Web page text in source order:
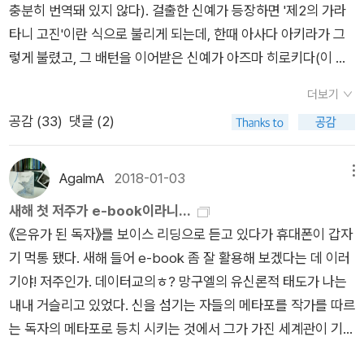
었다가 살아나는 경우도 종종 있지만 그건 진정한 죽음이었다기
보다는 일시적 코마 상태에 빠졌다가 깨어난 경우다. 3) 죽음을
피하기 위해 사람들은 이런저런 노력을 기울여 왔다 3.1) 과학적
라!(엥?) 5) 죽음을 받아들여라. ​나는 우주에 대한 의문과 삶에 대
와 관련이 있다고 생각한다. 죽음을 외면하고 대면할 수 있는 '삶
의 진실'이란 없다. 하지만, 인문, 교양, 사회심리학 등의 영역에서
는 '죽음'을 위의 논증으로 정리하고 넘어가는 분위기다. 물론 과
학은 좀 다르게 말한다. 나는 별의 일부, 우주의 먼지로써 치열한
진화의 과정에 등장한 '찰나'의 혼합물이며, 그런 '나'의 의식을 포
함한 나의 육체는 시간의 흐름에 따라 산산이 부서진다. 흔적 없
이. 나는 이 책에서 전혀 다른 이야기를 듣게 되었는데, 그건 '시체
향한 인간의 끝없는 노력. 늙지 않는 혹은 늙지 않게 하는 혹은 생
체시계를 뒤로 감을 수 있는 세포를 찾기 위한 분주한 움직임과
노화와 '피'와의 과학적 연관성을 찾으려는 노력이 200페이지까
지 계속된다. 눈길을 끄는 건 세포자살과 좀비 세포에 대한 부분
이다. ​​일반적으로 세포는 자신의 상태를 세심하게 점검한다고 한
다. 뭔가 잘못되었다는 걸 감지했을 때, 수정하거나 보완하지 않
고, 세포는 말 그대로 '팍' 죽어버린다. 아폽토시스라 불리는 세포
자살인데, 이는 암을 예방하고 감염에 맞서기 위한 메커니즘이라
고 한다.(132쪽) 몸 전체를 구하기 위해 사심 없이 자살. 만약 손
상된 세포가 자멸하지 않고 세포노화라 불리는 상태로 진입하게
되었다면, 이런 상태의 세포를 좀비세포라고 부른다고 한다. 좀비
세포가 되면 세포는 일상적인 활동을 중지하고 당연히 세포분열
도 멈춘다고 한다. 다음 단계인 자살을 결행하지 않고 미적거리며
뭉개기만 한다고. 문제는 그다음이다. 몸에 해로운 잡다한 분자를
가 새롭고 놀랍고 공포스럽다. 금기어라 여겨지는 계엄이라는 단
어가 사용되었던 맥락. '북한 돌발 상황'에 출동 명령을 받은 줄 알
았던 군인들이 자신들의 업무가 국회에서, 대한민국의 국민을 대
는 군인이 있었는가 하면, 부당하고 이해되지 않는 명령 앞에서
장 지휘관들은 움직이지 않았다. 자신들의 부하들을 밀어붙이지
않았다. 오래오래 생각하고 또 연구해 봐야 할 주제임이 분명하
다. ​이 책에서 높이 사고 싶은 부분은 '권위주의 체제', '폭정(독
각이 든다. ​​ 유대인은 행동하는 자신을 주시하고, 사고하는 자신
을 주시하도록 저주받았다고 사르트르는 쓰고 있다. 그러나 그 저
주는 본래 모든 인간에게 부여된 것이 아니었던가? 인간은 스스
로 인간이 되는 것이 아니라, 타인으로부터 받는 승인을 우회하여
비로소 인간이 된다('자기의식'은 오직 타자로부터 승인을 받은
론』, 193쪽) ​​그렇다. 인간은 타인으로부터 받는 승인을 우회하여
비로소 인간이 된다. 둘 이상의 인간이 함께 모여 생활하면서 만
들어지는 사회 속에서 나를 대상으로 하여 만들어진 타인의 평가
가 그처럼 중요한 이유이다. 타인의 인정, 타인의 승인을 통해 나
는 어떤 한 인간으로 비로소 '만들어진다'. ​김건희가, 검찰총장의
아내이며, 야당의 가장 강력한 대선후보자의 아내이며, 대통령의
배우자인 김건희가 명태균을 '선생님'이라고 불렀을 때, 명태균은
비로소 선생님이 '되어' 버린 것이다. 여러 기타(?) 안건을 제안하
충분히 번역돼 있지 않다). 걸출한 신예가 등장하면 '제2의 가라
타니 고진'이란 식으로 불리게 되는데, 한때 아사다 아키라가 그
렇게 불렸고, 그 배턴을 이어받은 신예가 아즈마 히로키다(이 신
들지만(우리로선 '관광객'에게 기대하는 바가 없어서일까?), 목차
하면 사정이 달라진다. 아즈마 히로키의 도스토옙스키론! 초기 주
저들에 이어서 좀 '약한' 책들이 계속 나온다 싶었는데, 그래도 이
번에는 취향에 딱 맞는 주제를 다룬다. 주저라고 한 건 <존재론
적, 우편적>(도서출판b)를 말하는데, 1999년에 펴낸 데뷔작이
다. 28살 때 펴낸. 국내에는 <동물화하는 포스트모던>(문학동
네)으로 처음 소개되고 많이 인용되었다. 그렇지만 이후의 저작
들이 대체로 기대에 부응하지는 못했던 듯싶다. 기대가 너무 높았
거나 관심사가 많지 않았을지도. <관광객의 철학>은 오랜만에
더보기
공감 (33) 댓글 (2)
AgalmA 2018-01-03
새해 첫 저주가 e-book이라니...
《은유가 된 독자》를 보이스 리딩으로 듣고 있다가 휴대폰이 갑자
기 먹통 됐다. 새해 들어 e-book 좀 잘 활용해 보겠다는 데 이러
기야! 저주인가. 데이터교의ㅎ? 망구엘의 유신론적 태도가 나는
내내 거슬리고 있었다. 신을 섬기는 자들의 메타포를 작가를 따르
는 독자의 메타포로 등치 시키는 것에서 그가 가진 세계관이 기존